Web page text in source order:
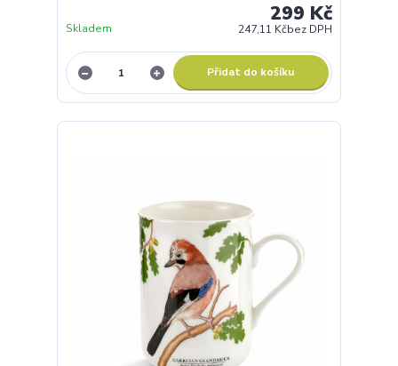
299 Kč
247,11 Kčbez DPH
Skladem
Přidat do košíku